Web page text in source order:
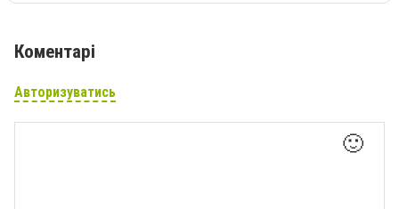
Коментарі
Авторизуватись
🙂